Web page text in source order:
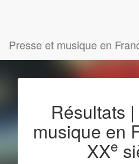
Presse et musique en
Résultats
musique en
XXe